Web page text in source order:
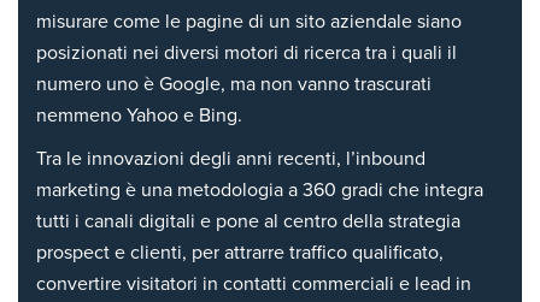
misurare come le pagine di un sito aziendale siano
posizionati nei diversi motori di ricerca tra i quali il
numero uno è Google, ma non vanno trascurati
nemmeno Yahoo e Bing.
Tra le innovazioni degli anni recenti, l’inbound
marketing è una metodologia a 360 gradi che integra
tutti i canali digitali e pone al centro della strategia
prospect e clienti, per attrarre traffico qualificato,
convertire visitatori in contatti commerciali e lead in